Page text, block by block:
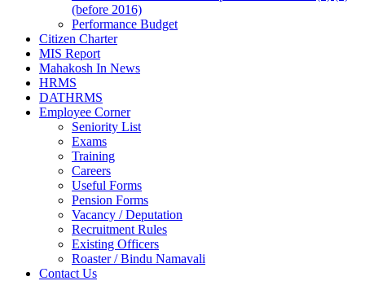
(before 2016)
Performance Budget
Citizen Charter
MIS Report
Mahakosh In News
HRMS
DATHRMS
Employee Corner
Seniority List
Exams
Training
Careers
Useful Forms
Pension Forms
Vacancy / Deputation
Recruitment Rules
Existing Officers
Roaster / Bindu Namavali
Contact Us